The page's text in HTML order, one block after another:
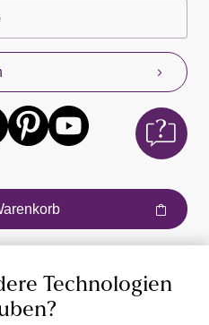
Technologien